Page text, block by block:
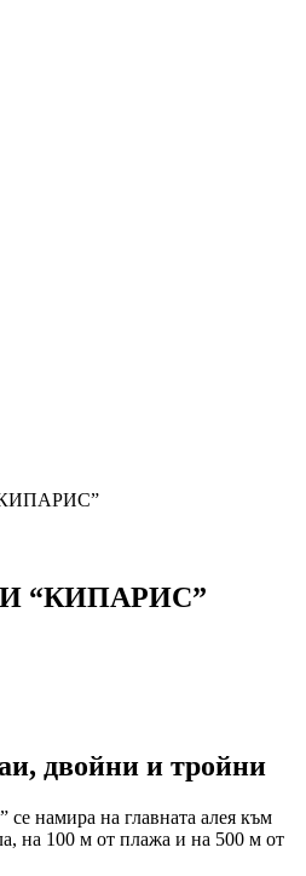
“КИПАРИС”
двойни и тройни
намира на главната алея към
на 100 м от плажа и на 500 м от